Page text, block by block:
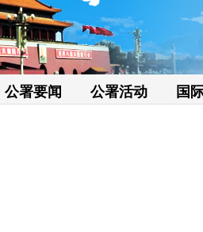
公署要闻 公署活动 国